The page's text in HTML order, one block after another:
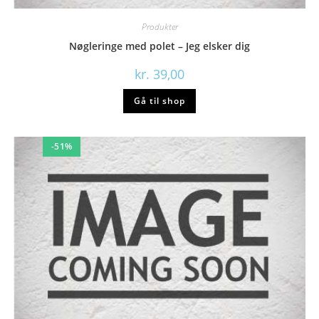
Produkter
Nøgleringe med polet – Jeg elsker dig
kr. 39,00
Gå til shop
-51%